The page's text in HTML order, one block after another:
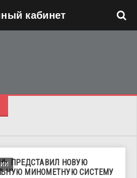
кабинет
ПРЕДСТАВИЛ НОВУЮ
МИНОМЕТНУЮ СИСТЕМУ